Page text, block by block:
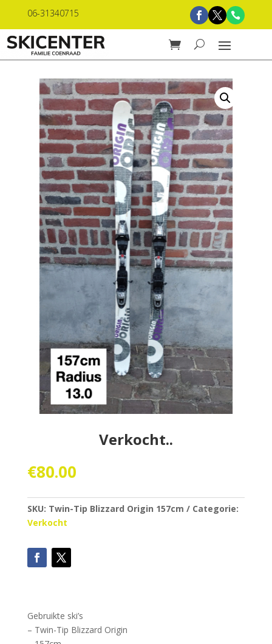
06-31340715
Verkocht..
€80.00
SKU: Twin-Tip Blizzard Origin 157cm
Categorie:
Verkocht
Gebruikte ski’s
– Twin-Tip Blizzard Origin